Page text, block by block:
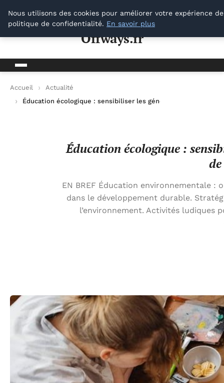
Offways.fr
Offways.fr
Accueil
Actualité
Éducation écologique : sensibiliser les générations futures à
Éducation écologique :
EN BREF Éducation environnementale :
dans le développement durable.
l’environnement. Activités ludiques
Nous utilisons des cookies pour améliorer votre expérience
politique de confidentialité. En savoir plus